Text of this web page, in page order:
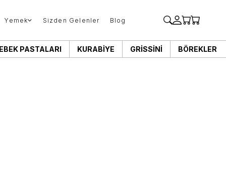
Yemek Sizden Gelenler Blog
PASTALARI KURABIYE GRISSINI BÖREKLER